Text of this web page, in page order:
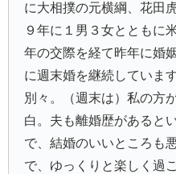
に大相撲の元横綱、花田
９年に１男３女とともに
年の交際を経て昨年に婚
に週末婚を継続していま
別々。（週末は）私の方
白。夫も離婚歴があると
で、結婚のいいところも
で、ゆっくりと楽しく過